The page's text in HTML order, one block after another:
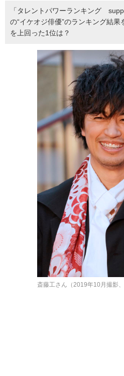
「タレントパワーランキング
の“イケオジ俳優”のランキング結
を上回った1位は？
斎藤工さん（2019年10月撮影